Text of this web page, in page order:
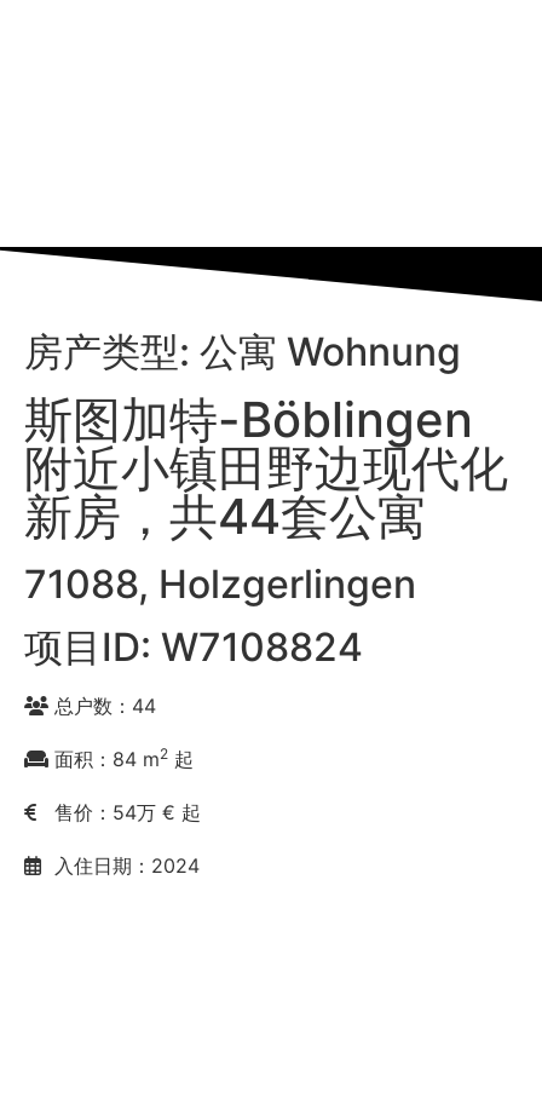
房产类型: 公寓 Wohnung
斯图加特-Böblingen
附近小镇田野边现代化
新房，共44套公寓
71088, Holzgerlingen
项目ID: W7108824
总户数：44
面积：84 m2 起
售价：54万 € 起
入住日期：2024